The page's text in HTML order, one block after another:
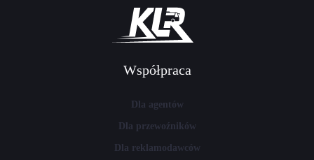
Współpraca
Dla agentów
Dla przewoźników
Dla reklamodawców